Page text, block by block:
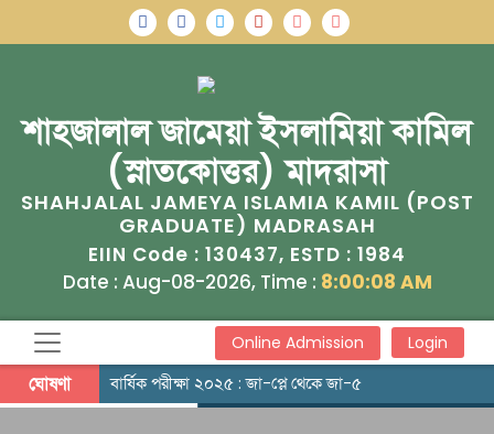
শাহজালাল জামেয়া ইসলামিয়া কামিল
(স্নাতকোত্তর) মাদরাসা
SHAHJALAL JAMEYA ISLAMIA KAMIL (POST
GRADUATE) MADRASAH
EIIN Code : 130437, ESTD : 1984
Date : Aug-08-2026, Time : 8:00:09 AM
Online Admission Login
ঘোষণা বার্ষিক পরীক্ষা ২০২৫ : জা-প্লে থেকে জা-৫